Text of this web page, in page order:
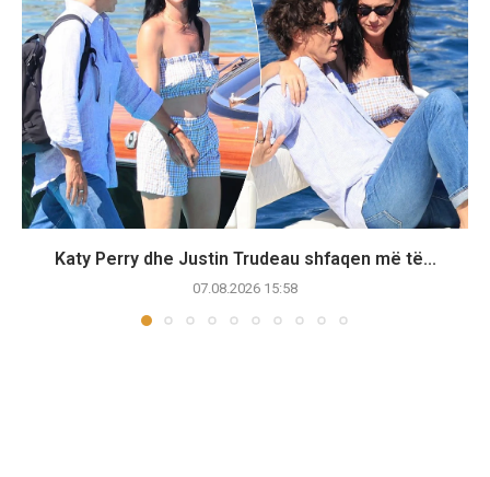
Katy Perry dhe Justin Trudeau shfaqen më të...
07.08.2026 15:58